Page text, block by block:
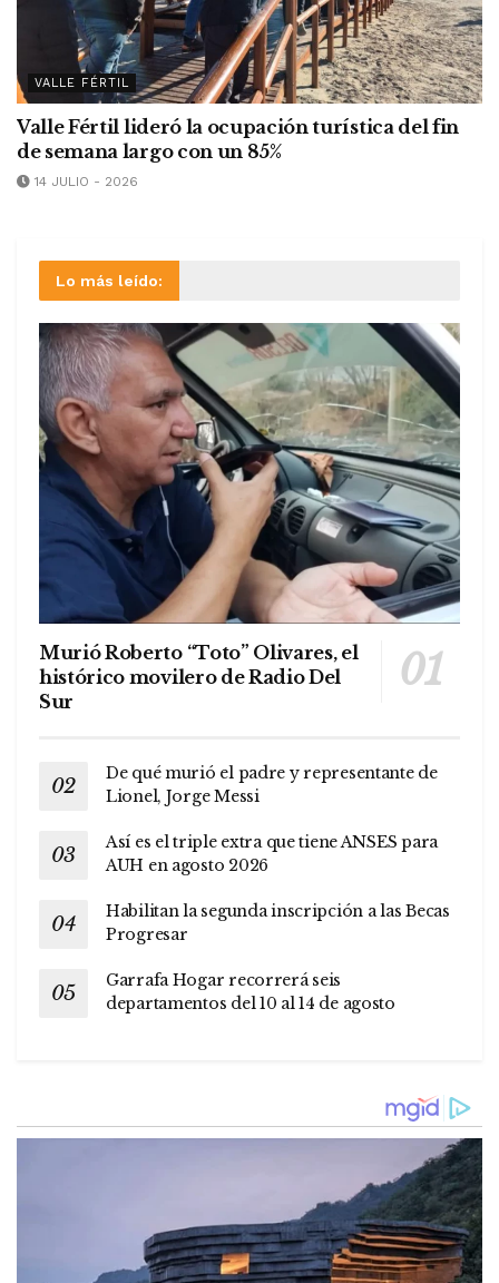
VALLE FÉRTIL
Valle Fértil lideró la ocupación turística del fin
de semana largo con un 85%
14 JULIO - 2026
Lo más leído:
Murió Roberto “Toto” Olivares, el
histórico movilero de Radio Del
Sur
De qué murió el padre y representante de
Lionel, Jorge Messi
Así es el triple extra que tiene ANSES para
AUH en agosto 2026
Habilitan la segunda inscripción a las Becas
Progresar
Garrafa Hogar recorrerá seis
departamentos del 10 al 14 de agosto